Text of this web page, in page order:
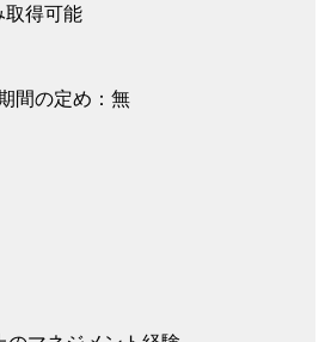
得可能
間の定め：無